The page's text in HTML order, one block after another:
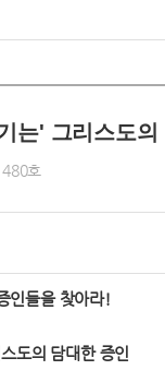
는' 그리스도의
호
인들을 찾아라!
도의 담대한 증인